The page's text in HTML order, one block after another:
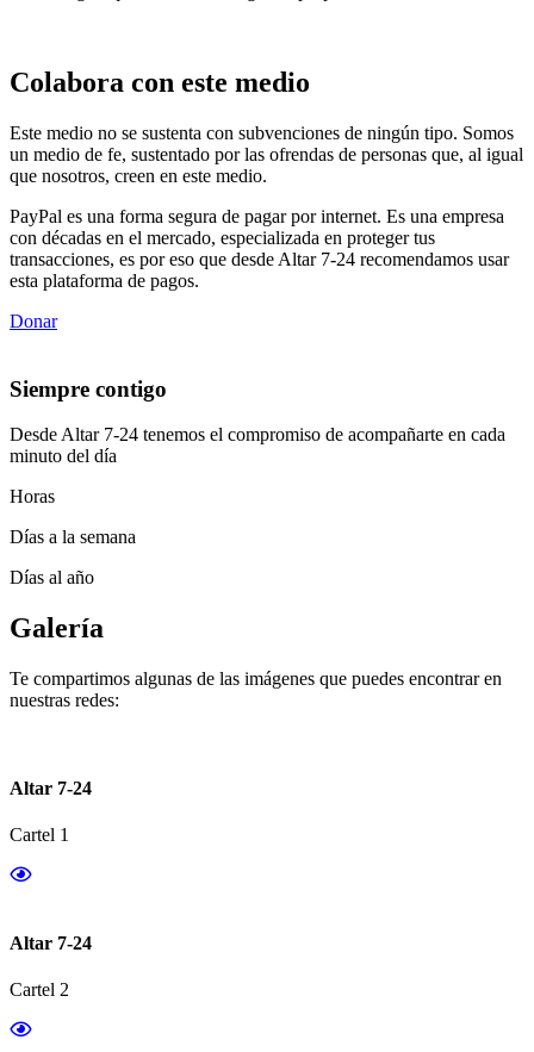
Colabora con este medio
Este medio no se sustenta con subvenciones de ningún tipo. Somos
un medio de fe, sustentado por las ofrendas de personas que, al igual
que nosotros, creen en este medio.
PayPal es una forma segura de pagar por internet. Es una empresa
con décadas en el mercado, especializada en proteger tus
transacciones, es por eso que desde Altar 7-24 recomendamos usar
esta plataforma de pagos.
Donar
Siempre contigo
Desde Altar 7-24 tenemos el compromiso de acompañarte en cada
minuto del día
Horas
Días a la semana
Días al año
Galería
Te compartimos algunas de las imágenes que puedes encontrar en
nuestras redes:
Altar 7-24
Cartel 1
Altar 7-24
Cartel 2